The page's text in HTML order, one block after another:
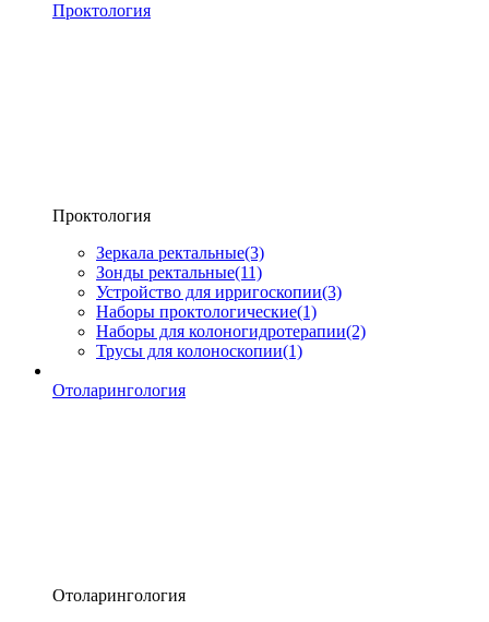
Проктология
Проктология
Зеркала ректальные(3)
Зонды ректальные(11)
Устройство для ирригоскопии(3)
Наборы проктологические(1)
Наборы для колоногидротерапии(2)
Трусы для колоноскопии(1)
Отоларингология
Отоларингология